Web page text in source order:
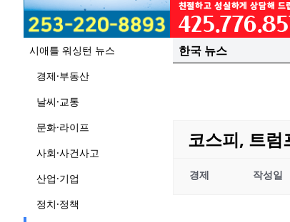
시애틀 워싱턴 뉴스
경제·부동산
날씨·교통
문화·라이프
사회·사건사고
산업·기업
정치·정책
한국 뉴스
코스피, 트
경제 작성일